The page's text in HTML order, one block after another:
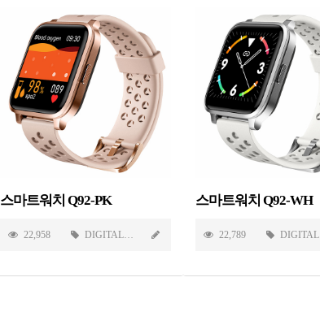
스마트워치 Q92-PK
22,958 DIGITAL
스마트워치 Q92-WH
22,789 DIGITAL